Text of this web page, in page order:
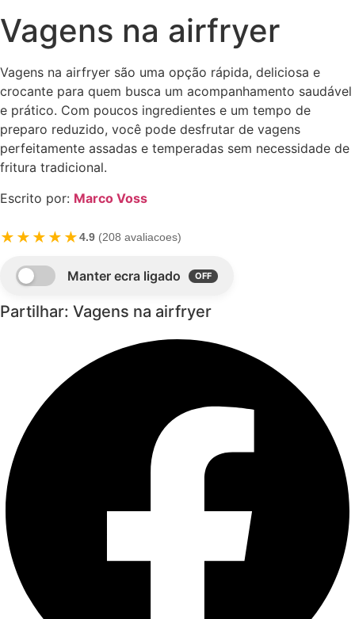
Vagens na airfryer
Vagens na airfryer são uma opção rápida, deliciosa e
crocante para quem busca um acompanhamento saudável
e prático. Com poucos ingredientes e um tempo de
preparo reduzido, você pode desfrutar de vagens
perfeitamente assadas e temperadas sem necessidade de
fritura tradicional.
Escrito por: Marco Voss
★★★★★4.9 (208 avaliacoes)
Partilhar: Vagens na airfryer